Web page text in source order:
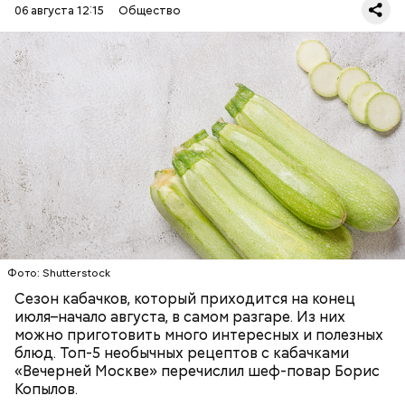
06 августа 12:15 Общество
Фото: Shutterstock
Сезон кабачков, который приходится на конец
июля–начало августа, в самом разгаре. Из них
можно приготовить много интересных и полезных
блюд. Топ-5 необычных рецептов с кабачками
«Вечерней Москве» перечислил шеф-повар Борис
Копылов.
Ингредиенты:
ЕДА ОВОЩИ РЕЦЕПТЫ
Вред дыни
Фото: Shutterstock